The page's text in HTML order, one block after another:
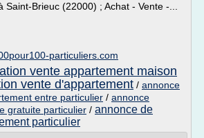
Brieuc (22000) ; Achat - Vente -...
particuliers.com
vente appartement maison
vente d'appartement / annonce
entre particulier / annonce
gratuite particulier / annonce de
particulier